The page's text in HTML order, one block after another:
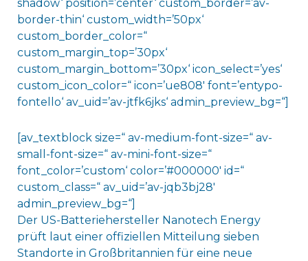
shadow‘ position=’center‘ custom_border=’av-
border-thin‘ custom_width=’50px‘
custom_border_color=“
custom_margin_top=’30px‘
custom_margin_bottom=’30px‘ icon_select=’yes‘
custom_icon_color=“ icon=’ue808′ font=’entypo-
fontello‘ av_uid=’av-jtfk6jks‘ admin_preview_bg=“]
[av_textblock size=“ av-medium-font-size=“ av-
small-font-size=“ av-mini-font-size=“
font_color=’custom‘ color=’#000000′ id=“
custom_class=“ av_uid=’av-jqb3bj28′
admin_preview_bg=“]
Der US-Batteriehersteller Nanotech Energy
prüft laut einer offiziellen Mitteilung sieben
Standorte in Großbritannien für eine neue